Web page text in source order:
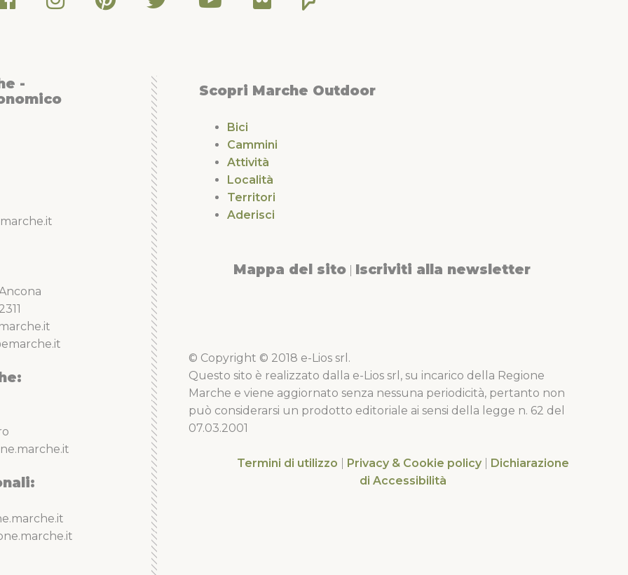
-
Scopri Marche Outdoor
Bici
Cammini
Attività
Località
Territori
Aderisci
Mappa del sito Iscriviti alla newsletter
© Copyright © 2018 e-Lios srl.
Questo sito è realizzato dalla e-Lios srl, su incarico della Regione
Marche e viene aggiornato senza nessuna periodicità, pertanto non
può considerarsi un prodotto editoriale ai sensi della legge n. 62 del
07.03.2001
Termini di utilizzo Privacy & Cookie policy
Dichiarazione
di Accessibilità